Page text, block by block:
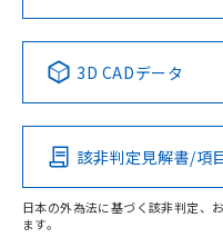
Pb Hg
O
No No
この
その他の認証はこ
3D CADデータ
該非判定見解書/項
日本の外為法に基づく該非判定、
ます。